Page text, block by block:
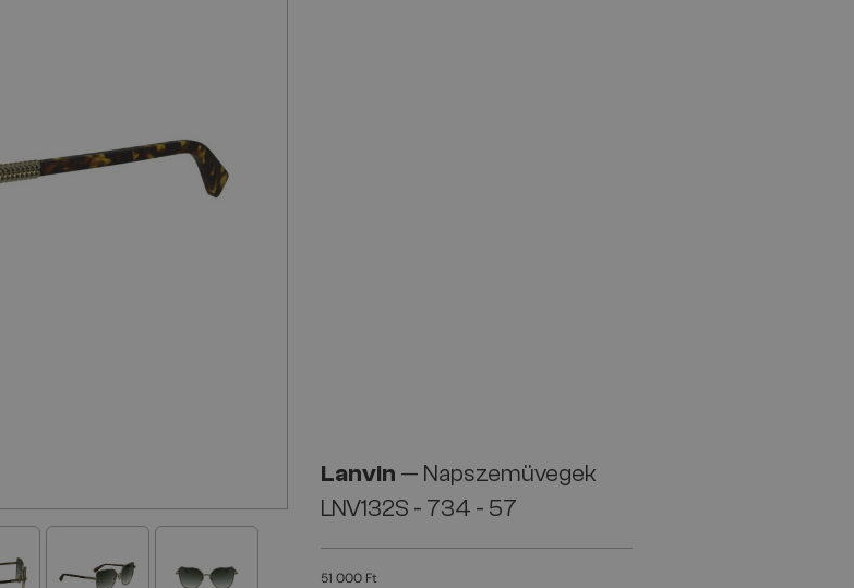
Lanvin — Napszemüvegek
LNV132S - 734 - 57
51 000 Ft